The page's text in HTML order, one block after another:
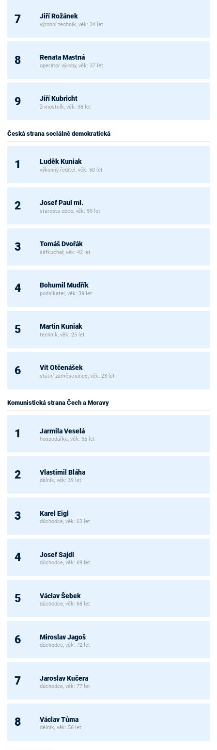
7 Jiří Rožánek
výrobní technik, věk: 34 let
8 Renata Mastná
operátor výroby, věk: 37 let
9 Jiří Kubricht
živnostník, věk: 38 let
Česká strana sociálně demokratická
1 Luděk Kuniak
výkonný ředitel, věk: 50 let
2 Josef Paul ml.
starosta obce, věk: 59 let
3 Tomáš Dvořák
šéfkuchař, věk: 42 let
4 Bohumil Mudřík
podnikatel, věk: 39 let
5 Martin Kuniak
technik, věk: 25 let
6 Vít Otčenášek
státní zaměstnanec, věk: 23 let
Komunistická strana Čech a Moravy
1 Jarmila Veselá
hospodářka, věk: 55 let
2 Vlastimil Bláha
dělník, věk: 39 let
3 Karel Eigl
důchodce, věk: 63 let
4 Josef Sajdl
důchodce, věk: 69 let
5 Václav Šebek
důchodce, věk: 68 let
6 Miroslav Jagoš
důchodce, věk: 72 let
7 Jaroslav Kučera
důchodce, věk: 77 let
8 Václav Tůma
dělník, věk: 56 let